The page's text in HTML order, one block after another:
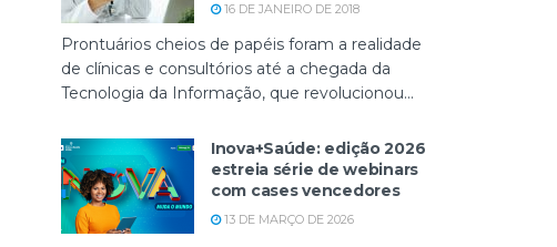
16 DE JANEIRO DE 2018
Prontuários cheios de papéis foram a realidade
de clínicas e consultórios até a chegada da
Tecnologia da Informação, que revolucionou...
Inova+Saúde: edição 2026
estreia série de webinars
com cases vencedores
13 DE MARÇO DE 2026